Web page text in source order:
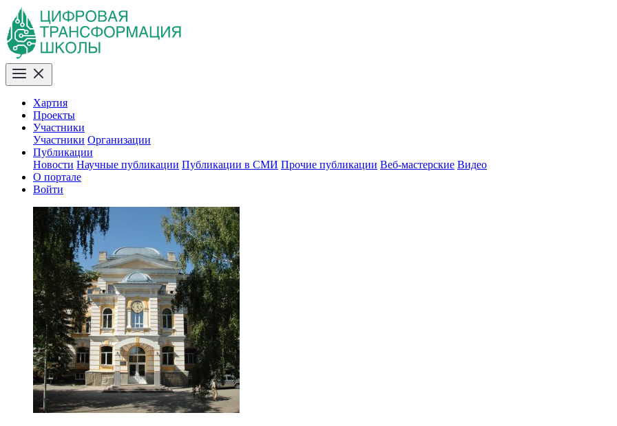
Хартия
Проекты
Участники
Участники Организации
Публикации
Новости Научные публикации Публикации в СМИ Прочие публикации Веб-мастерские Видео
О портале
Войти